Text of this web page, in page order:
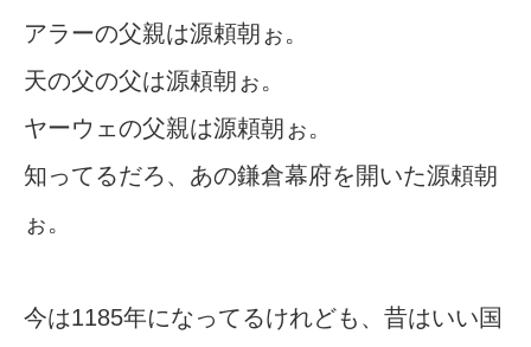
アラーの父親は源頼朝ぉ。
天の父の父は源頼朝ぉ。
ヤーウェの父親は源頼朝ぉ。
知ってるだろ、あの鎌倉幕府を開いた源頼朝
ぉ。
今は1185年になってるけれども、昔はいい国